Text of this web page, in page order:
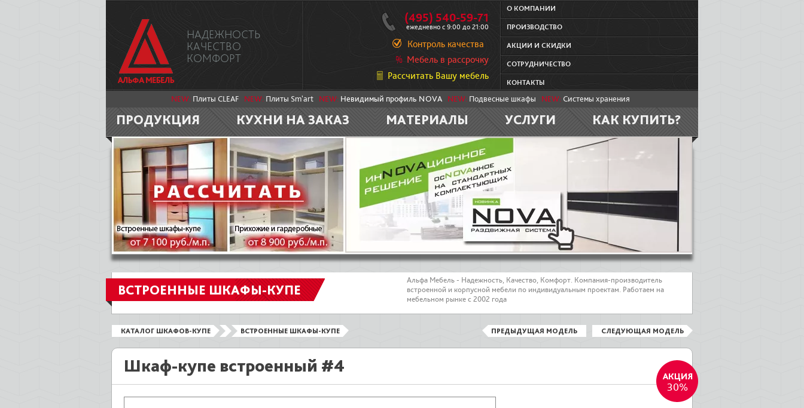
НАДЕЖНОСТЬ
КАЧЕСТВО
КОМФОРТ
(495) 540-59-71
ежедневно с 9:00 до 21:00
Контроль качества
Мебель в рассрочку
Рассчитать Вашу мебель
О КОМПАНИИ
ПРОИЗВОДСТВО
АКЦИИ И СКИДКИ
СОТРУДНИЧЕСТВО
КОНТАКТЫ
NEW: Плиты CLEAF NEW: Плиты Sm'art NEW: Невидимый профиль NOVA NEW: Подвесные шкафы NEW: Системы хранения
ПРОДУКЦИЯ КУХНИ НА ЗАКАЗ МАТЕРИАЛЫ УСЛУГИ КАК КУПИТЬ?
ВСТРОЕННЫЕ ШКАФЫ-КУПЕ
Альфа Мебель - Надежность, Качество, Комфорт. Компания-производитель
встроенной и корпусной мебели по индивидуальным проектам. Работаем на
мебельном рынке с 2002 года
КАТАЛОГ ШКАФОВ-КУПЕ ВСТРОЕННЫЕ ШКАФЫ-КУПЕ ПРЕДЫДУЩАЯ МОДЕЛЬ СЛЕДУЮЩАЯ МОДЕЛЬ
Шкаф-купе встроенный #4
30%